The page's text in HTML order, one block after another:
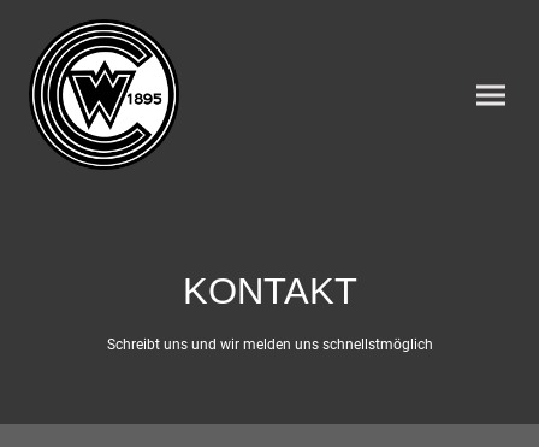
KONTAKT
Schreibt uns und wir melden uns schnellstmöglich